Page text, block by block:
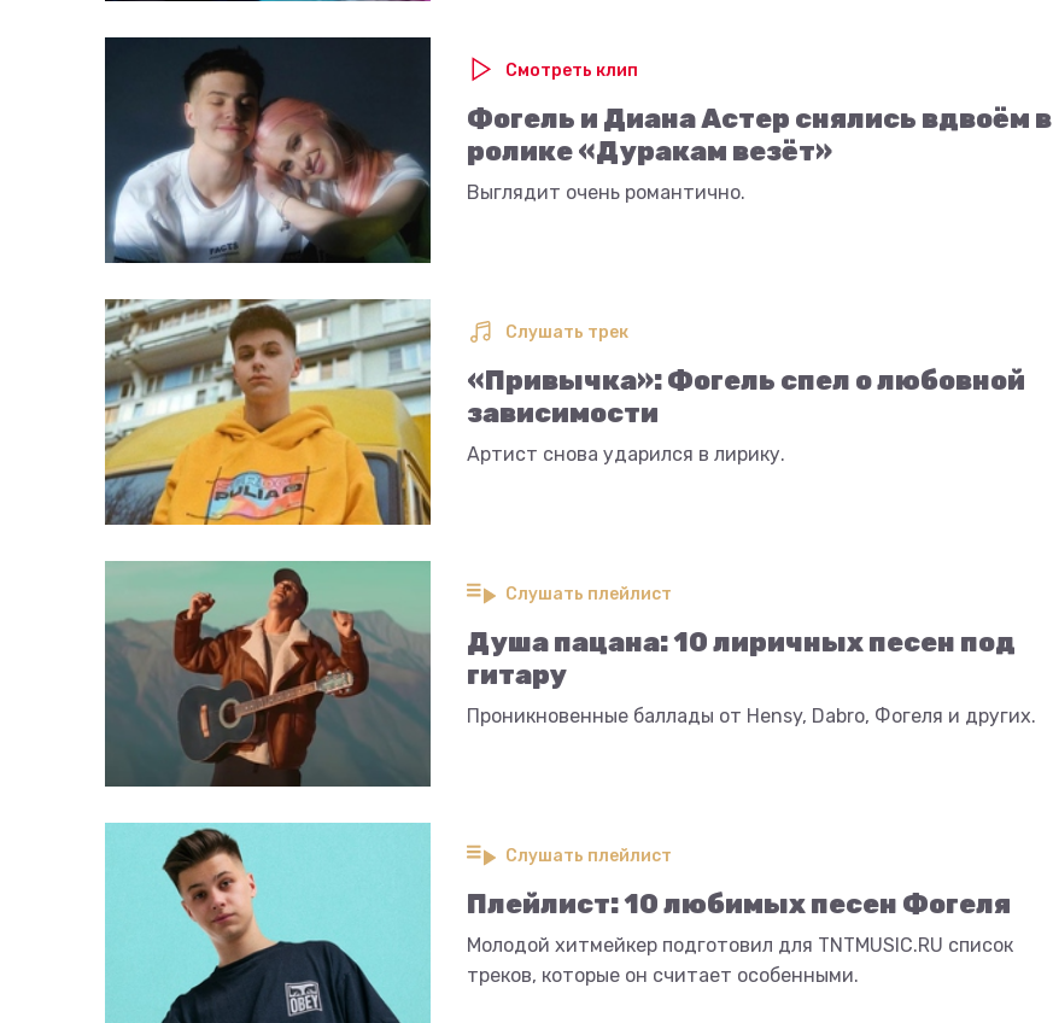
Смотреть клип
Фогель и Диана Астер снялись вдвоём в
ролике «Дуракам везёт»
Выглядит очень романтично.
Слушать трек
«Привычка»: Фогель спел о любовной
зависимости
Артист снова ударился в лирику.
Слушать плейлист
Душа пацана: 10 лиричных песен под
гитару
Проникновенные баллады от Hensy, Dabro, Фогеля и других.
Слушать плейлист
Плейлист: 10 любимых песен Фогеля
Молодой хитмейкер подготовил для TNTMUSIC.RU список
треков, которые он считает особенными.